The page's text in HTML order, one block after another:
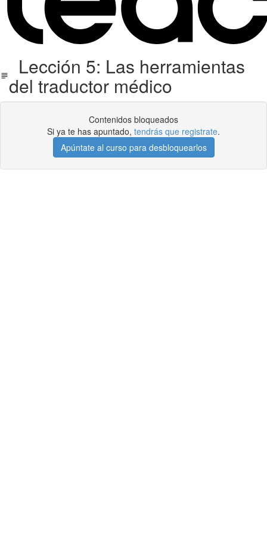
Lección 5: Las herramientas
del traductor médico
Contenidos bloqueados
Si ya te has apuntado, tendrás que registrate.
Apúntate al curso para desbloquearlos